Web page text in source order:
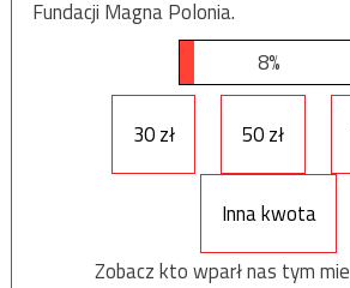
Fundacji Magna Polonia.
8%
30 zł 50 zł
Inna kwota
Zobacz kto wparł nas tym